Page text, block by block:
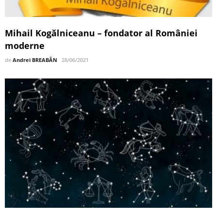
Mihail Kogălniceanu – fondator al României
moderne
de Andrei BREABĂN 28/06/2021